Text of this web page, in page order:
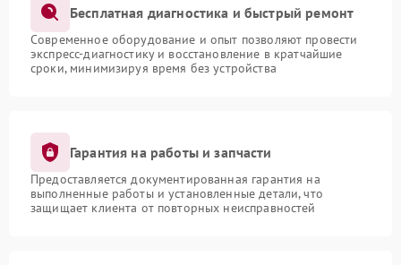
Бесплатная диагностика и быстрый ремонт
Современное оборудование и опыт позволяют провести
экспресс-диагностику и восстановление в кратчайшие
сроки, минимизируя время без устройства
Гарантия на работы и запчасти
Предоставляется документированная гарантия на
выполненные работы и установленные детали, что
защищает клиента от повторных неисправностей